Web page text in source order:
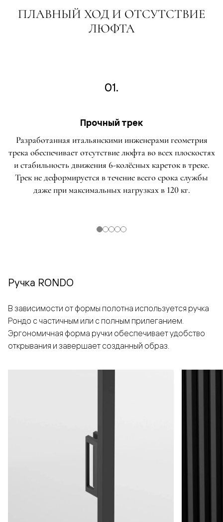
ПЛАВНЫЙ ХОД И ОТСУТСТВИЕ
ЛЮФТА
01.
Прочный трек
Разработанная итальянскими инженерами геометрия
трека обеспечивает отсутствие люфта во всех плоскостях
и стабильность движения 6-колёсных кареток в треке.
Трек не деформируется в течение всего срока службы
даже при максимальных нагрузках в 120 кг.
Ручка RONDO
В зависимости от формы полотна используется ручка
Рондо с частичным или с полным прилеганием.
Эргономичная форма ручки обеспечивает удобство
открывания и завершает созданный образ.